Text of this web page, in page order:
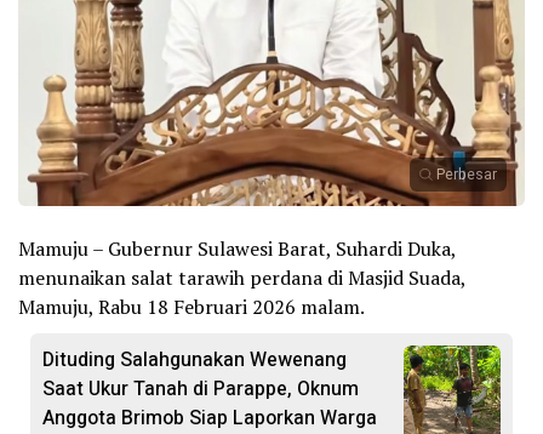
Perbesar
Mamuju – Gubernur Sulawesi Barat, Suhardi Duka,
menunaikan salat tarawih perdana di Masjid Suada,
Mamuju, Rabu 18 Februari 2026 malam.
Dituding Salahgunakan Wewenang
Saat Ukur Tanah di Parappe, Oknum
Anggota Brimob Siap Laporkan Warga